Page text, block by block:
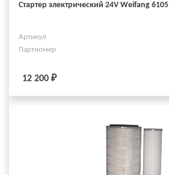
Стартер электрический 24V Weifang 6105
Артикул
Партномер
12 200 ₽